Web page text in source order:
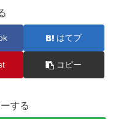
はてブ
コピー
する